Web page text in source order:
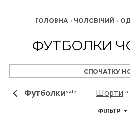
ГОЛОВНА › ЧОЛОВІЧИЙ ›
ФУТБОЛКИ
Футболкиsale Шорти
ФІЛЬТР